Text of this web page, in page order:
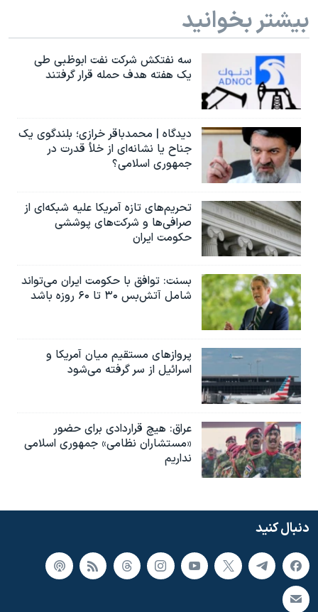
بیشتر بخوانید
سه نفتکش شرکت نفت ابوظبی طی
یک هفته هدف حمله قرار گرفتند
دیدگاه | محمدباقر خرازی؛ بلندگوی یک
جناح یا نشانه‌ای از خلأ قدرت در
جمهوری اسلامی؟
تحریم‌های تازه آمریکا علیه شبکه‌ای از
صرافی‌ها و شرکت‌های پوششی
حکومت ایران
بسنت: توافق با حکومت ایران می‌تواند
شامل آتش‌بس ۳۰ تا ۶۰ روزه باشد
پروازهای مستقیم میان آمریکا و
اسرائیل از سر گرفته می‌شود
عراق: هیچ قراردادی برای حضور
«مستشاران نظامی» جمهوری اسلامی
نداریم
دنبال کنید